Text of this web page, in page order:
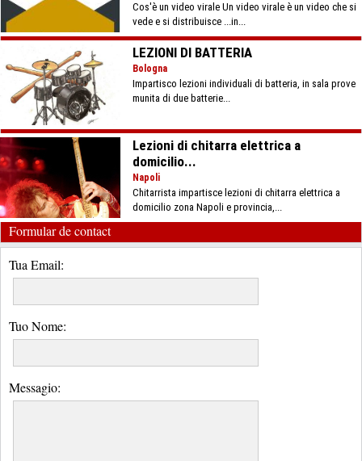
Cos'è un video virale Un video virale è un video che si
vede e si distribuisce ...in...
LEZIONI DI BATTERIA
Bologna
Impartisco lezioni individuali di batteria, in sala prove
munita di due batterie...
Lezioni di chitarra elettrica a
domicilio...
Napoli
Chitarrista impartisce lezioni di chitarra elettrica a
domicilio zona Napoli e provincia,...
Formular de contact
Tua Email:
Tuo Nome:
Messagio: